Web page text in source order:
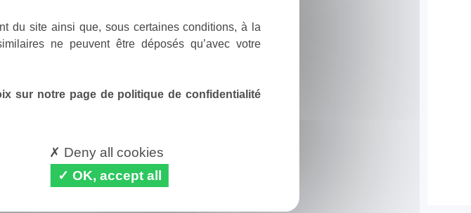
du site ainsi que, sous certaines conditions, à la
ne peuvent être déposés qu’avec votre
sur notre page de politique de confidentialité
Deny all cookies
OK, accept all